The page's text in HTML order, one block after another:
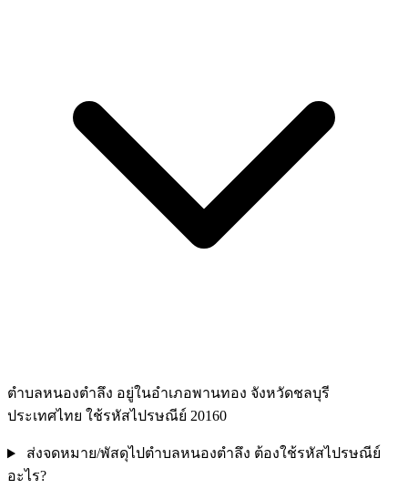
ตำบลหนองตำลึง อยู่ในอำเภอพานทอง จังหวัดชลบุรี
ประเทศไทย ใช้รหัสไปรษณีย์ 20160
ส่งจดหมาย/พัสดุไปตำบลหนองตำลึง ต้องใช้รหัสไปรษณีย์
อะไร?